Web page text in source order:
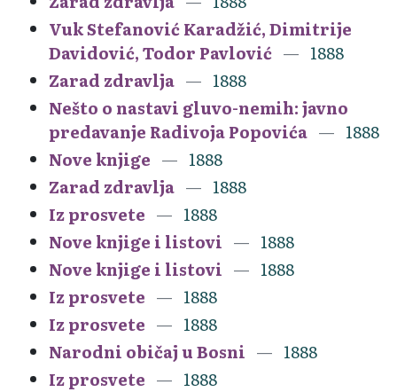
Vuk Stefanović Karadžić, Dimitrije
Davidović, Todor Pavlović
1888
Zarad zdravlja
1888
Nešto o nastavi gluvo-nemih: javno
predavanje Radivoja Popovića
1888
Nove knjige
1888
Zarad zdravlja
1888
Iz prosvete
1888
Nove knjige i listovi
1888
Nove knjige i listovi
1888
Iz prosvete
1888
Iz prosvete
1888
Narodni običaj u Bosni
1888
Iz prosvete
1888